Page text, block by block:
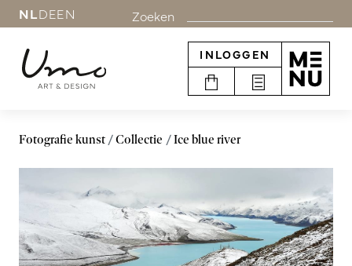
NLDEEN Zoeken
INLOGGEN
Fotografie kunst Collectie Ice blue river